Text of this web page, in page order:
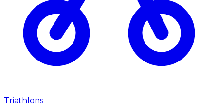
Triathlons